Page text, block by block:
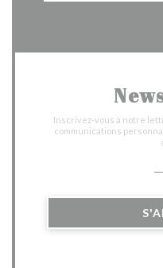
Inscrivez-vous à notre
communications